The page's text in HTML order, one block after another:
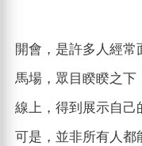
開會，是許多人經
馬場，眾目睽睽之下
線上，得到展示自己
可是，並非所有人都